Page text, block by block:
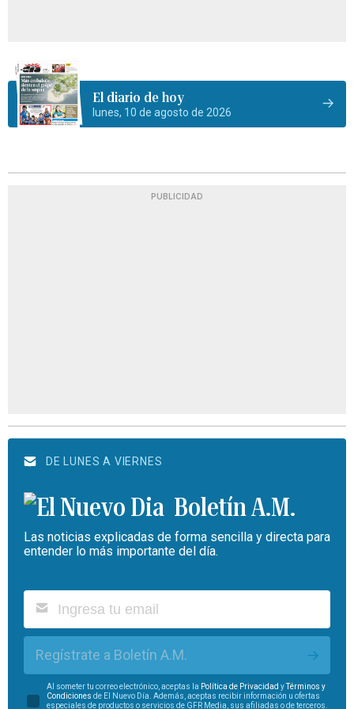
El diario de hoy
lunes, 10 de agosto de 2026
PUBLICIDAD
DE LUNES A VIERNES
Boletín A.M.
Las noticias explicadas de forma sencilla y directa para
entender lo más importante del día.
Regístrate a Boletín A.M.
Al someter tu correo electrónico, aceptas la Política de Privacidad yTérminos y
Condiciones de El Nuevo Día. Además, aceptas recibir información u ofertas
especiales de productos o servicios de GFR Media, sus afiliadas o de terceros.